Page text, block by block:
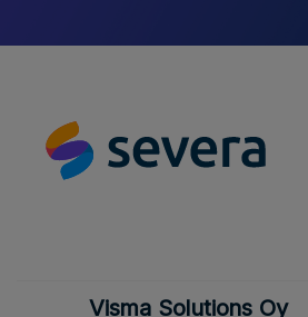
Visma Solutions Oy